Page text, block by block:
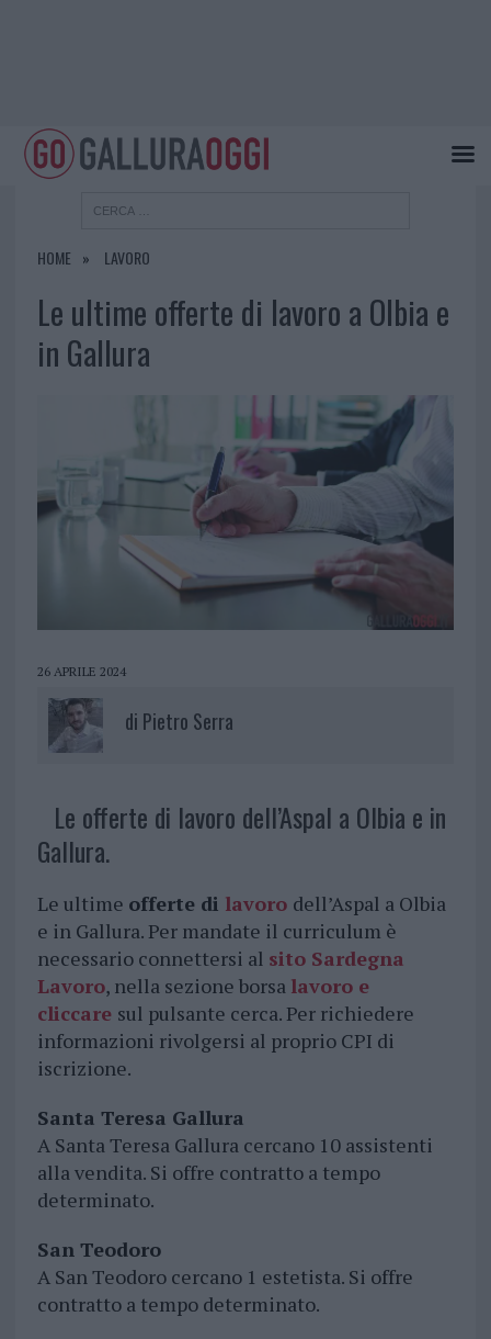
HOME LAVORO
Le ultime offerte di lavoro a Olbia e
in Gallura
26 APRILE 2024
di Pietro Serra
Le offerte di lavoro dell’Aspal a Olbia e in
Gallura.
Le ultime offerte di lavoro dell’Aspal a Olbia
e in Gallura. Per mandate il curriculum è
necessario connettersi al sito Sardegna
Lavoro, nella sezione borsa lavoro e
cliccare sul pulsante cerca. Per richiedere
informazioni rivolgersi al proprio CPI di
iscrizione.
Santa Teresa Gallura
A Santa Teresa Gallura cercano 10 assistenti
alla vendita. Si offre contratto a tempo
determinato.
San Teodoro
A San Teodoro cercano 1 estetista. Si offre
contratto a tempo determinato.